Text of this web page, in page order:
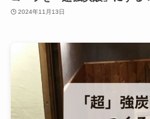
2024年11月13日